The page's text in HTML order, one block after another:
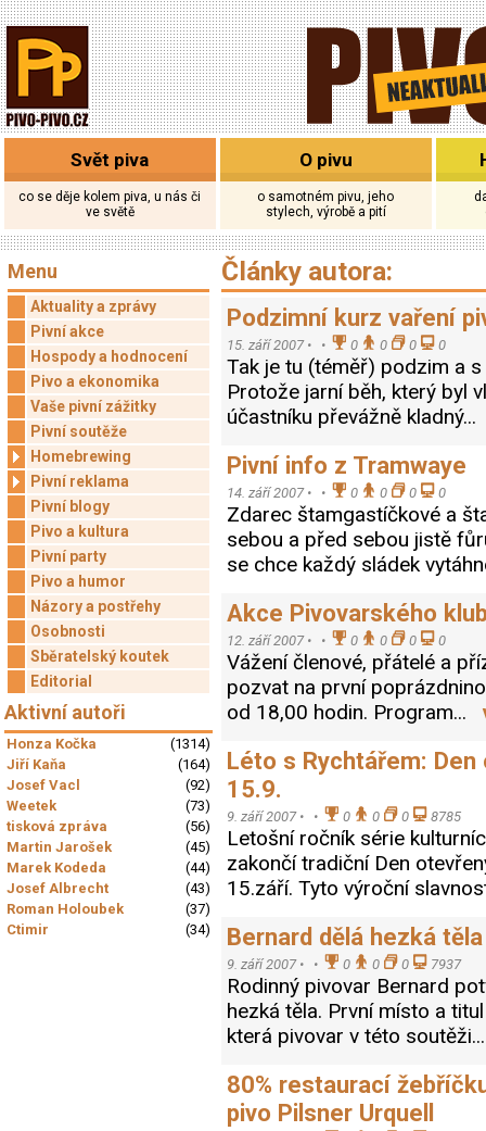
Svět piva
co se děje kolem piva, u nás či
ve světě
O pivu
o samotném pivu, jeho
stylech, výrobě a pití
Menu
Aktuality a zprávy
Pivní akce
Hospody a hodnocení
Pivo a ekonomika
Vaše pivní zážitky
Pivní soutěže
Homebrewing
Pivní reklama
Pivní blogy
Pivo a kultura
Pivní party
Pivo a humor
Názory a postřehy
Osobnosti
Sběratelský koutek
Editorial
Aktivní autoři
Honza Kočka
(1314)
Jiří Kaňa
(164)
Josef Vacl
(92)
Weetek
(73)
tisková zpráva
(56)
Martin Jarošek
(45)
Marek Kodeda
(44)
Josef Albrecht
(43)
Roman Holoubek
(37)
Ctimir
(34)
Články autora:
Podzimní kurz vaření
15. září 2007 • • 0 0 0 0
Tak je tu (téměř) podzim a
Protože jarní běh, který byl
účastníku převážně
Pivní info z Tramwaye
14. září 2007 • • 0 0 0 0
Zdarec štamgastíčkové a
sebou a před sebou jistě
se chce každý sládek
Akce Pivovarského
12. září 2007 • • 0 0 0 0
Vážení členové, přátelé a
pozvat na první
od 18,00 hodin. Program...
Léto s Rychtářem:
15.9.
9. září 2007 • • 0 0 0 8785
Letošní ročník série
zakončí tradiční Den
15.září. Tyto výroční
Bernard dělá hezká těla
9. září 2007 • • 0 0 0 7937
Rodinný pivovar Bernard
hezká těla. První místo a
která pivovar v této
80% restaurací
pivo Pilsner Urquell